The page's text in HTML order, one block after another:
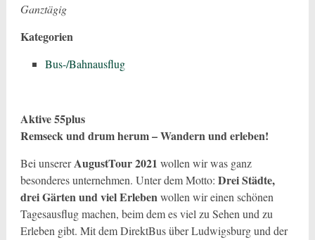
Ganztägig
Kategorien
Bus-/Bahnausflug
Aktive 55plus
Remseck und drum herum – Wandern und erleben!
Bei unsererAugustTour 2021 wollen wir was ganz
besonderes unternehmen. Unter dem Motto: Drei Städte,
drei Gärten und viel Erlebenwollen wir einen schönen
Tagesausflug machen, beim dem es viel zu Sehen und zu
Erleben gibt. Mit dem DirektBus über Ludwigsburg und der